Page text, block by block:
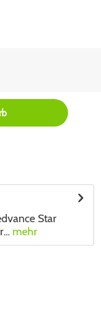
Star
mehr